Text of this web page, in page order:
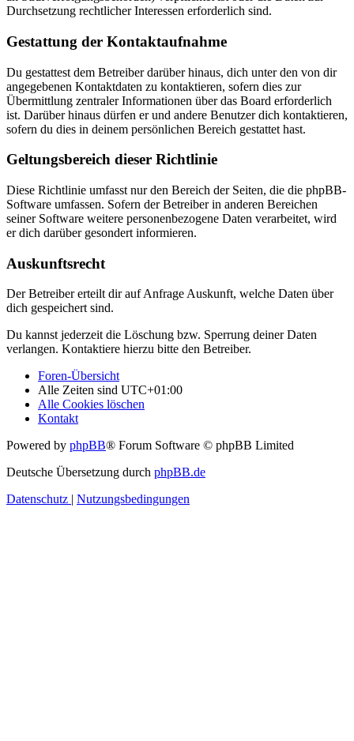
Durchsetzung rechtlicher Interessen erforderlich sind.
Gestattung der Kontaktaufnahme
Du gestattest dem Betreiber darüber hinaus, dich unter den von dir
angegebenen Kontaktdaten zu kontaktieren, sofern dies zur
Übermittlung zentraler Informationen über das Board erforderlich
ist. Darüber hinaus dürfen er und andere Benutzer dich kontaktieren,
sofern du dies in deinem persönlichen Bereich gestattet hast.
Geltungsbereich dieser Richtlinie
Diese Richtlinie umfasst nur den Bereich der Seiten, die die phpBB-
Software umfassen. Sofern der Betreiber in anderen Bereichen
seiner Software weitere personenbezogene Daten verarbeitet, wird
er dich darüber gesondert informieren.
Auskunftsrecht
Der Betreiber erteilt dir auf Anfrage Auskunft, welche Daten über
dich gespeichert sind.
Du kannst jederzeit die Löschung bzw. Sperrung deiner Daten
verlangen. Kontaktiere hierzu bitte den Betreiber.
Foren-Übersicht
Alle Zeiten sind UTC+01:00
Alle Cookies löschen
Kontakt
Powered by phpBB® Forum Software © phpBB Limited
Deutsche Übersetzung durch phpBB.de
Datenschutz | Nutzungsbedingungen